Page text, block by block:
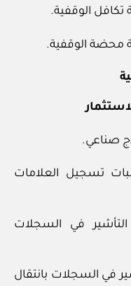
الوقفية.
الوقفية.
صناعي.
تسجيل العلامات
في السجلات
في السجلات بانتقال